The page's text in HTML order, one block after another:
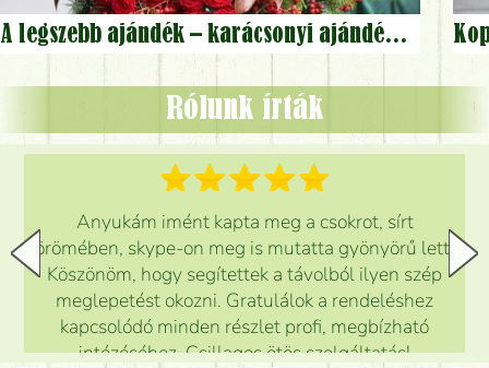
A legszebb ajándék – karácsonyi ajándékötletek - különleges téli virágcsokrok
Rólunk írták
Anyukám imént kapta meg a csokrot, sírt
örömében, skype-on meg is mutatta gyönyörű lett.
Köszönöm, hogy segítettek a távolból ilyen szép
meglepetést okozni. Gratulálok a rendeléshez
kapcsolódó minden részlet profi, megbízható
intézéséhez. Csillagos ötös szolgáltatás!